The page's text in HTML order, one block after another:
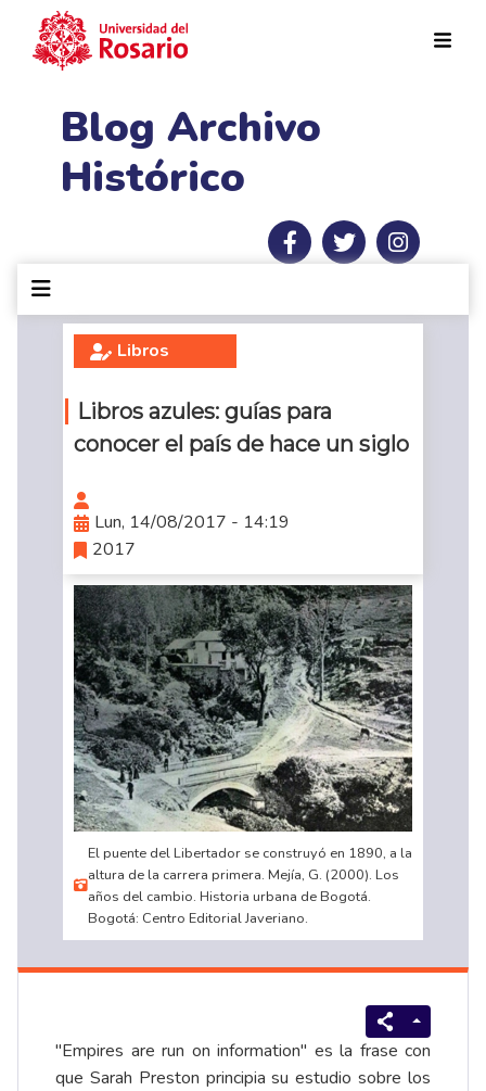
Blog Archivo
Histórico
Libros
Libros azules: guías para
conocer el país de hace un siglo
Lun, 14/08/2017 - 14:19
2017
El puente del Libertador se construyó en 1890, a la
altura de la carrera primera. Mejía, G. (2000). Los
años del cambio. Historia urbana de Bogotá.
Bogotá: Centro Editorial Javeriano.
"Empires are run on information" es la frase con
que Sarah Preston principia su estudio sobre los